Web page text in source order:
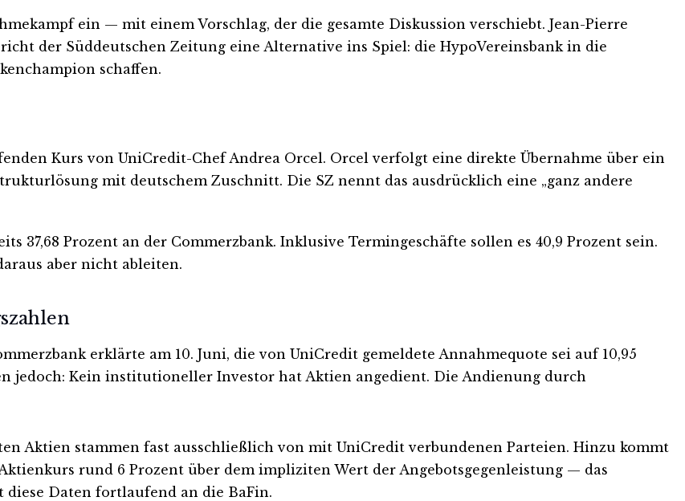
ein — mit einem Vorschlag, der die gesamte Diskussion verschiebt. Jean-Pierre
der Süddeutschen Zeitung eine Alternative ins Spiel: die HypoVereinsbank in die
schaffen.
Kurs von UniCredit-Chef Andrea Orcel. Orcel verfolgt eine direkte Übernahme über ein
mit deutschem Zuschnitt. Die SZ nennt das ausdrücklich eine „ganz andere
37,68 Prozent an der Commerzbank. Inklusive Termingeschäfte sollen es 40,9 Prozent sein.
aber nicht ableiten.
erklärte am 10. Juni, die von UniCredit gemeldete Annahmequote sei auf 10,95
jedoch: Kein institutioneller Investor hat Aktien angedient. Die Andienung durch
Aktien stammen fast ausschließlich von mit UniCredit verbundenen Parteien. Hinzu kommt
rund 6 Prozent über dem impliziten Wert der Angebotsgegenleistung — das
Daten fortlaufend an die BaFin.